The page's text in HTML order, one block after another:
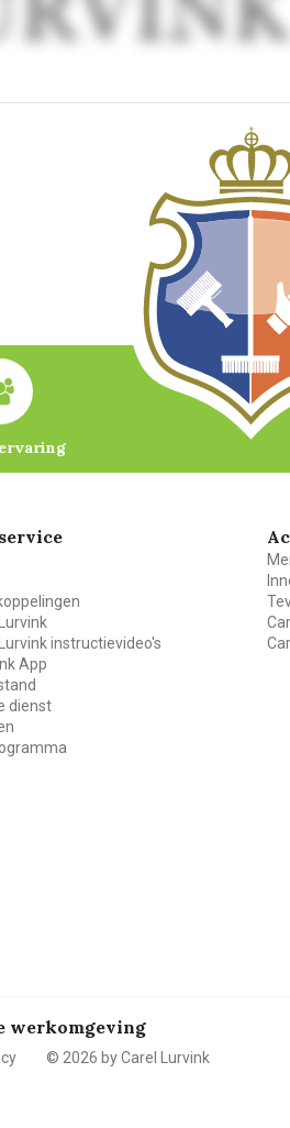
instructievideo's
App
dienst
werkomgeving
© 2026 by Carel Lurvink